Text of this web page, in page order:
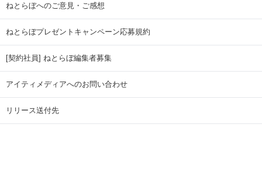
ねとらぼへのご意見・ご感想
ねとらぼプレゼントキャンペーン応募規約
[契約社員] ねとらぼ編集者募集
アイティメディアへのお問い合わせ
リリース送付先